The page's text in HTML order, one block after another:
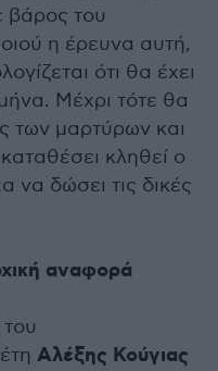
βάρος του
η έρευνα αυτή,
ότι θα έχει
Μέχρι τότε θα
των μαρτύρων και
κληθεί ο
να δώσει τις δικές
αναφορά
Αλέξης Κούγιας